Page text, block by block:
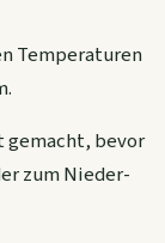
Temperaturen
gemacht, bevor
zum Nieder-